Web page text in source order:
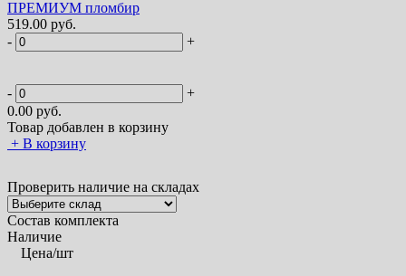
ПРЕМИУМ пломбир
519.00 руб.
-
+
-
+
0.00 руб.
Товар добавлен в корзину
+ В корзину
Проверить наличие на складах
Состав комплекта
Наличие
Цена/шт